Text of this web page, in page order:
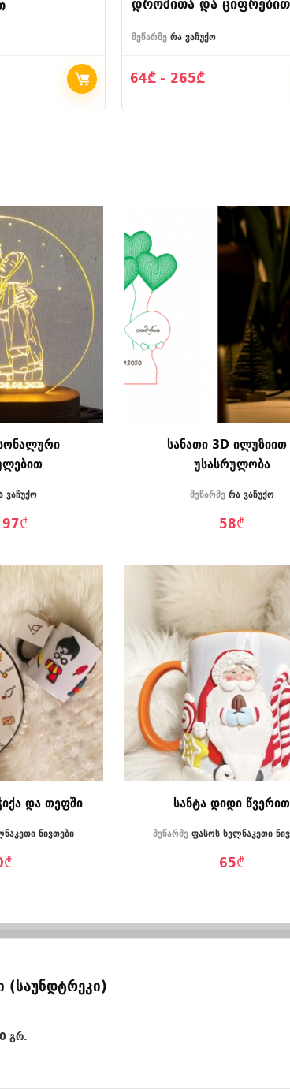
მეწარმე რა ვაჩუქო
64₾– 265₾
ვაჩუქო
97₾
სანათი 3D ილუზიით
უსასრულობა
მეწარმე რა ვაჩუქო
58₾
და თეფში
ნივთები
₾
სანტა დიდი წვერით
მეწარმე ფასოს ხელნაკეთი
65₾
(საუნდტრეკი)
გრ.